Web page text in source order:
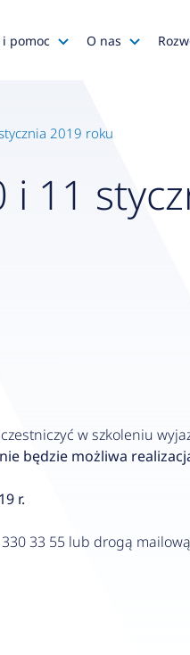
i pomoc
zamówień
techniczne
O nas
Grupa
2019 roku
i 11
w szkoleniu
będzie możliwa
r.
33 55 lub drogą